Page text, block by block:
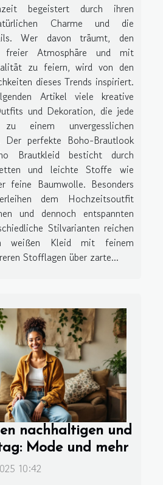
begeistert durch ihren
Charme und die
Wer davon träumt, den
Atmosphäre und mit
zu feiern, wird von den
dieses Trends inspiriert.
Artikel viele kreative
und Dekoration, die jede
zu einem unvergesslichen
Der perfekte Boho-Brautlook
Brautkleid besticht durch
und leichte Stoffe wie
feine Baumwolle. Besonders
dem Hochzeitsoutfit
und dennoch entspannten
Stilvarianten reichen
weißen Kleid mit feinem
Stofflagen über zarte...
nachhaltigen und
Mode und mehr
10:42